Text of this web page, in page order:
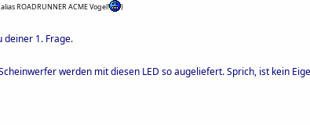
ROADRUNNER ACME Vogel! )
deiner 1. Frage.
werden mit diesen LED so augeliefert. Sprich, ist kein